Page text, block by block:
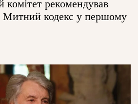
комітет рекомендував
Митний кодекс у першому